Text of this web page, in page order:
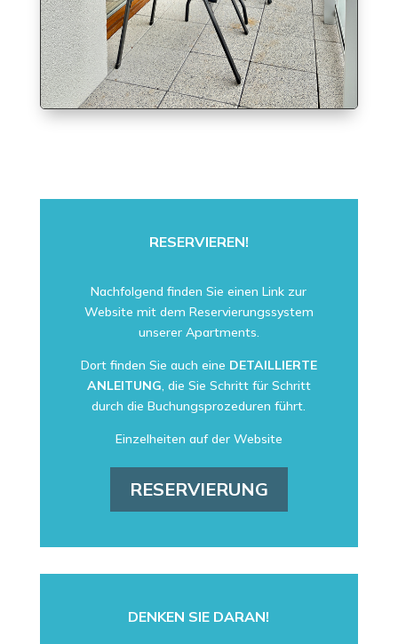
RESERVIEREN!
Nachfolgend finden Sie einen Link zur
Website mit dem Reservierungssystem
unserer Apartments.
Dort finden Sie auch eine DETAILLIERTE
ANLEITUNG, die Sie Schritt für Schritt
durch die Buchungsprozeduren führt.
Einzelheiten auf der Website
RESERVIERUNG
DENKEN SIE DARAN!